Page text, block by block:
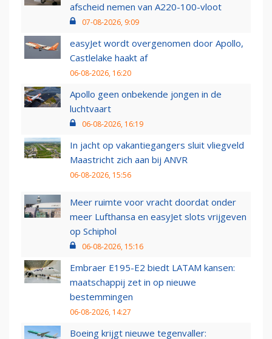
afscheid nemen van A220-100-vloot
07-08-2026, 9:09
easyJet wordt overgenomen door Apollo,
Castlelake haakt af
06-08-2026, 16:20
Apollo geen onbekende jongen in de
luchtvaart
06-08-2026, 16:19
In jacht op vakantiegangers sluit vliegveld
Maastricht zich aan bij ANVR
06-08-2026, 15:56
Meer ruimte voor vracht doordat onder
meer Lufthansa en easyJet slots vrijgeven
op Schiphol
06-08-2026, 15:16
Embraer E195-E2 biedt LATAM kansen:
maatschappij zet in op nieuwe
bestemmingen
06-08-2026, 14:27
Boeing krijgt nieuwe tegenvaller: